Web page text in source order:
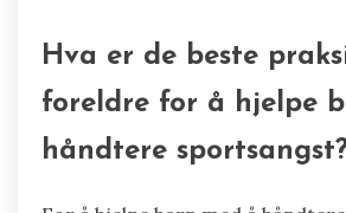
Hva er de beste
foreldre for å hjelpe
håndtere